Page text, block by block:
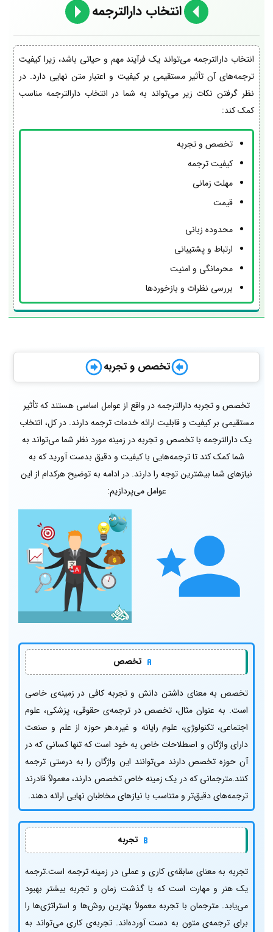
انتخاب دارالترجمه
انتخاب دارالترجمه می‌تواند یک فرآیند مهم و حیاتی باشد، زیرا کیفیت
ترجمه‌های آن تأثیر مستقیمی بر کیفیت و اعتبار متن نهایی دارد. در
نظر گرفتن نکات زیر می‌تواند به شما در انتخاب دارالترجمه مناسب
کمک کند:
تخصص و تجربه
کیفیت ترجمه
مهلت زمانی
قیمت
محدوده زبانی
ارتباط و پشتیبانی
محرمانگی و امنیت
بررسی نظرات و بازخوردها
تخصص و تجربه
تخصص و تجربه دارالترجمه در واقع از عوامل اساسی هستند که تأثیر
مستقیمی بر کیفیت و قابلیت ارائه خدمات ترجمه دارند. در کل، انتخاب
یک دارالترجمه با تخصص و تجربه در زمینه مورد نظر شما می‌تواند به
شما کمک کند تا ترجمه‌هایی با کیفیت و دقیق بدست آورید که به
نیازهای شما بیشترین توجه را دارند. در ادامه به توضیح هرکدام از این
عوامل می‌پردازیم:
تخصص
تخصص به معنای داشتن دانش و تجربه کافی در زمینه‌ی خاصی
است. به عنوان مثال، تخصص در ترجمه‌ی حقوقی، پزشکی، علوم
اجتماعی، تکنولوژی، علوم رایانه و غیره.هر حوزه از علم و صنعت
دارای واژگان و اصطلاحات خاص به خود است که تنها کسانی که در
آن حوزه تخصص دارند می‌توانند این واژگان را به درستی ترجمه
کنند.مترجمانی که در یک زمینه خاص تخصص دارند، معمولاً قادرند
ترجمه‌های دقیق‌تر و متناسب با نیازهای مخاطبان نهایی ارائه دهند.
تجربه
تجربه به معنای سابقه‌ی کاری و عملی در زمینه ترجمه است.ترجمه
یک هنر و مهارت است که با گذشت زمان و تجربه بیشتر بهبود
می‌یابد. مترجمان با تجربه معمولاً بهترین روش‌ها و استراتژی‌ها را
برای ترجمه‌ی متون به دست آورده‌اند. تجربه‌ی کاری می‌تواند به